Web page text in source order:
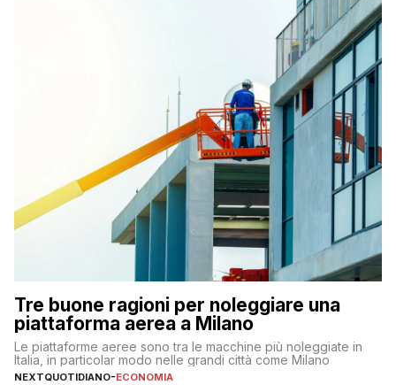
Tre buone ragioni per noleggiare una
piattaforma aerea a Milano
Le piattaforme aeree sono tra le macchine più noleggiate in
Italia, in particolar modo nelle grandi città come Milano
NEXTQUOTIDIANO-ECONOMIA